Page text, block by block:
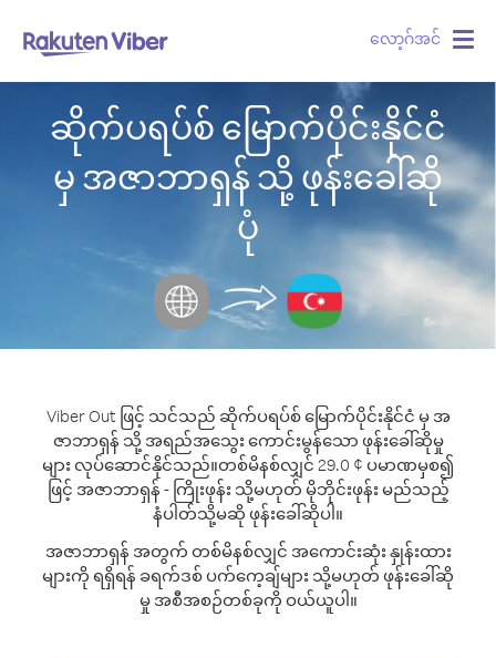
လော့ဂ်အင်
ဆိုက်ပရပ်စ် မြောက်ပိုင်းနိုင်ငံ
မှ အဇာဘာရှန် သို့ ဖုန်းခေါ်ဆို
ပုံ
Viber Out ဖြင့် သင်သည် ဆိုက်ပရပ်စ် မြောက်ပိုင်းနိုင်ငံ မှ အ
ဇာဘာရှန် သို့ အရည်အသွေး ကောင်းမွန်သော ဖုန်းခေါ်ဆိုမှု
များ လုပ်ဆောင်နိုင်သည်။တစ်မိနစ်လျှင် 29.0 ¢ ပမာဏမှစ၍
ဖြင့် အဇာဘာရှန် - ကြိုးဖုန်း သို့မဟုတ် မိုဘိုင်းဖုန်း မည်သည့်
နံပါတ်သို့မဆို ဖုန်းခေါ်ဆိုပါ။
အဇာဘာရှန် အတွက် တစ်မိနစ်လျှင် အကောင်းဆုံး နှုန်းထား
များကို ရရှိရန် ခရက်ဒစ် ပက်ကေ့ချ်များ သို့မဟုတ် ဖုန်းခေါ်ဆို
မှု အစီအစဉ်တစ်ခုကို ဝယ်ယူပါ။